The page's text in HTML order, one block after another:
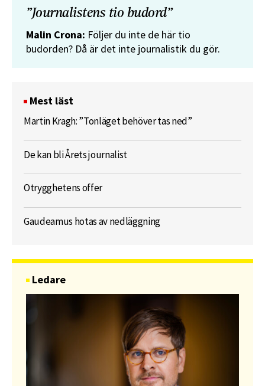
”Journalistens tio budord”
Malin Crona: Följer du inte de här tio
budorden? Då är det inte journalistik du gör.
Mest läst
Martin Kragh: ”Tonläget behöver tas ned”
De kan bli Årets journalist
Otrygghetens offer
Gaudeamus hotas av nedläggning
Ledare